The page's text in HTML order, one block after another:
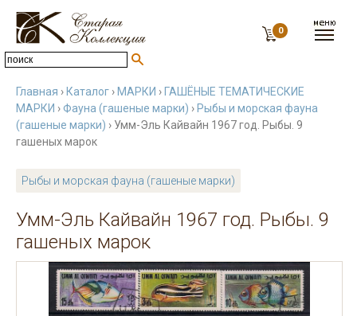
0
Главная › Каталог › МАРКИ › ГАШЁНЫЕ ТЕМАТИЧЕСКИЕ
МАРКИ ›Фауна (гашеные марки) › Рыбы и морская фауна
(гашеные марки) › Умм-Эль Кайвайн 1967 год. Рыбы. 9
гашеных марок
Рыбы и морская фауна (гашеные марки)
Умм-Эль Кайвайн 1967 год. Рыбы. 9
гашеных марок